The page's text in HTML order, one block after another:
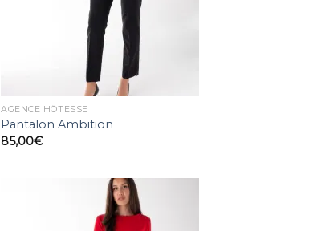
AGENCE HÔTESSE
Pantalon Ambition
85,00€